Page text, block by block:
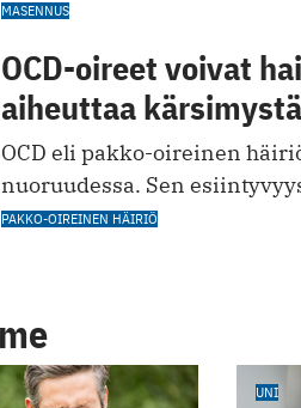
MASENNUS
OCD-oireet voivat
aiheuttaa kärsimystä
OCD eli pakko-oireinen
nuoruudessa. Sen
PAKKO-OIREINEN HÄIRIÖ
UNI